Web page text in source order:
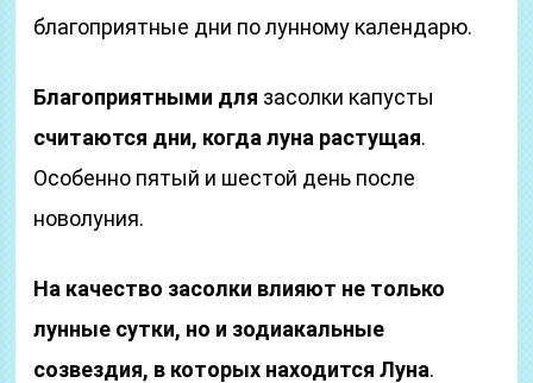
благоприятные дни по лунному календарю.
Благоприятными для засолки капусты
считаются дни, когда луна растущая.
Особенно пятый и шестой день после
новолуния.
На качество засолки влияют не только
лунные сутки, но и зодиакальные
созвездия, в которых находится Луна.